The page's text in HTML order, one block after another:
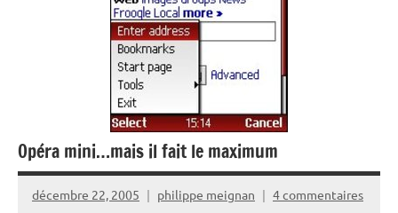
Opéra mini…mais il fait le maximum
décembre 22, 2005 philippe meignan 4 commentaires